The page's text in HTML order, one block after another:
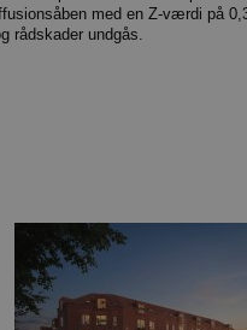
med en Z-værdi på
rådskader undgås.